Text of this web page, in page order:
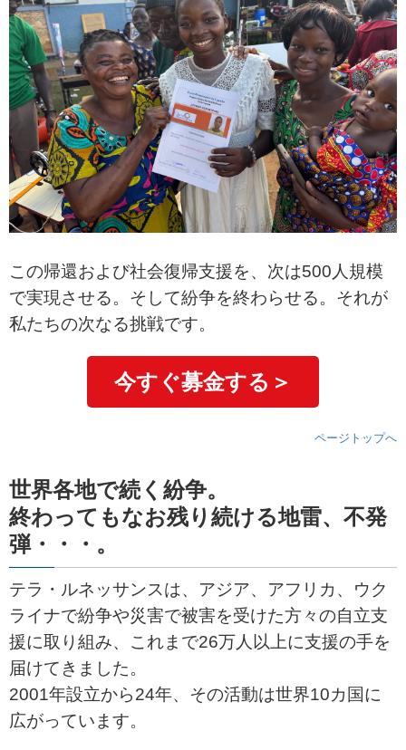
この帰還および社会復帰支援を、次は500人規模
で実現させる。そして紛争を終わらせる。それが
私たちの次なる挑戦です。
今すぐ募金する＞
ページトップへ
世界各地で続く紛争。
終わってもなお残り続ける地雷、不発
弾・・・。
テラ・ルネッサンスは、アジア、アフリカ、ウク
ライナで紛争や災害で被害を受けた方々の自立支
援に取り組み、これまで26万人以上に支援の手を
届けてきました。
2001年設立から24年、その活動は世界10カ国に
広がっています。